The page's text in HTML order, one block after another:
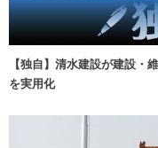
【独自】清水建設が建設・
を実用化